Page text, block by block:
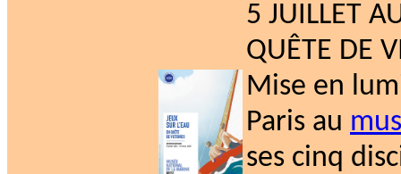
5 JUILLET
QUÊTE DE
Mise en
Paris au
ses cinq